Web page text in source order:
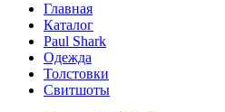
Главная
Каталог
Paul Shark
Одежда
Толстовки
Свитшоты